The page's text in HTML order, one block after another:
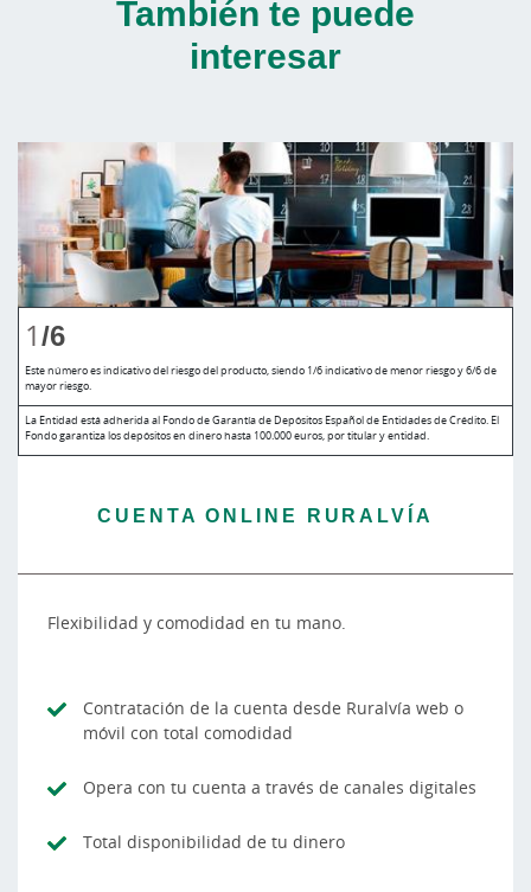
También te puede
interesar
1/6
Este número es indicativo del riesgo del producto, siendo 1/6 indicativo de menor riesgo y 6/6 de
mayor riesgo.
La Entidad está adherida al Fondo de Garantía de Depósitos Español de Entidades de Crédito. El
Fondo garantiza los depósitos en dinero hasta 100.000 euros, por titular y entidad.
CUENTA ONLINE RURALVÍA
Flexibilidad y comodidad en tu mano.
Contratación de la cuenta desde Ruralvía web o
móvil con total comodidad
Opera con tu cuenta a través de canales digitales
Total disponibilidad de tu dinero